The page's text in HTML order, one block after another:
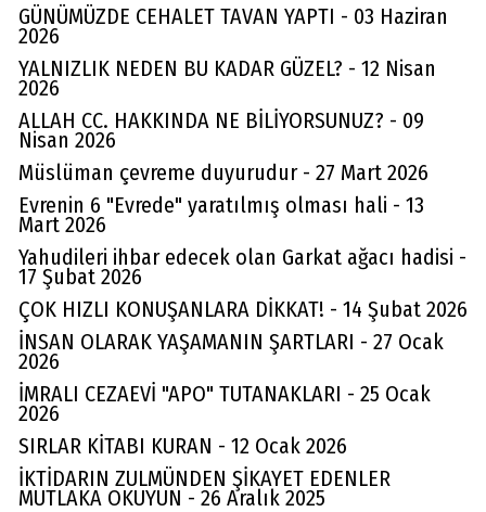
GÜNÜMÜZDE CEHALET TAVAN YAPTI - 03 Haziran
2026
YALNIZLIK NEDEN BU KADAR GÜZEL? - 12 Nisan
2026
ALLAH CC. HAKKINDA NE BİLİYORSUNUZ? - 09
Nisan 2026
Müslüman çevreme duyurudur - 27 Mart 2026
Evrenin 6 "Evrede" yaratılmış olması hali - 13
Mart 2026
Yahudileri ihbar edecek olan Garkat ağacı hadisi -
17 Şubat 2026
ÇOK HIZLI KONUŞANLARA DİKKAT! - 14 Şubat 2026
İNSAN OLARAK YAŞAMANIN ŞARTLARI - 27 Ocak
2026
İMRALI CEZAEVİ "APO" TUTANAKLARI - 25 Ocak
2026
SIRLAR KİTABI KURAN - 12 Ocak 2026
İKTİDARIN ZULMÜNDEN ŞİKAYET EDENLER
MUTLAKA OKUYUN - 26 Aralık 2025